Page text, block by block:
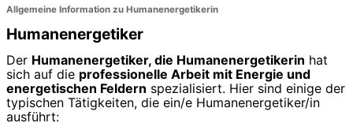
Allgemeine Information zu Humanenergetikerin
Humanenergetiker
Der Humanenergetiker, die Humanenergetikerin hat
sich auf die professionelle Arbeit mit Energie und
energetischen Feldern spezialisiert. Hier sind einige der
typischen Tätigkeiten, die ein/e Humanenergetiker/in
ausführt: